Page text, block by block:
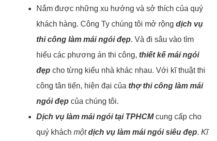
Nắm được những xu hướng và sở thích của quý
khách hàng. Công Ty chúng tôi mở rộng dịch vụ
thi công làm mái ngói đẹp. Và đi sâu vào tìm
hiểu các phương án thi công, thiết kế mái ngói
đẹp cho từng kiểu nhà khác nhau. Với kĩ thuật thi
công tân tiến, hiện đại của thợ thi công làm mái
ngói đẹp của chúng tôi.
Dịch vụ làm mái ngói tại TPHCMcung cấp cho
quý khách mộtdịch vụ làm mái ngói siêu đẹp. Kĩ